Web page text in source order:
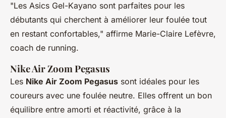
"Les Asics Gel-Kayano sont parfaites pour les
débutants qui cherchent à améliorer leur foulée tout
en restant confortables," affirme Marie-Claire Lefèvre,
coach de running.
Nike Air Zoom Pegasus
Les Nike Air Zoom Pegasus sont idéales pour les
coureurs avec une foulée neutre. Elles offrent un bon
équilibre entre amorti et réactivité, grâce à la